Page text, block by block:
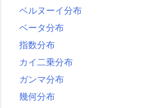
ベルヌーイ分布
ベータ分布
指数分布
カイ二乗分布
ガンマ分布
幾何分布